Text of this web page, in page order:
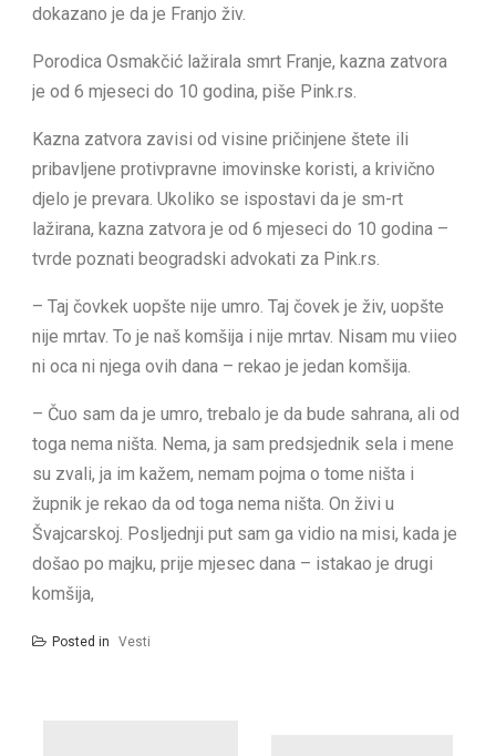
dokazano je da je Franjo živ.
Porodica Osmakčić lažirala smrt Franje, kazna zatvora
je od 6 mjeseci do 10 godina, piše Pink.rs.
Kazna zatvora zavisi od visine pričinjene štete ili
pribavljene protivpravne imovinske koristi, a krivično
djelo je prevara. Ukoliko se ispostavi da je sm-rt
lažirana, kazna zatvora je od 6 mjeseci do 10 godina –
tvrde poznati beogradski advokati za Pink.rs.
– Taj čovkek uopšte nije umro. Taj čovek je živ, uopšte
nije mrtav. To je naš komšija i nije mrtav. Nisam mu viieo
ni oca ni njega ovih dana – rekao je jedan komšija.
– Čuo sam da je umro, trebalo je da bude sahrana, ali od
toga nema ništa. Nema, ja sam predsjednik sela i mene
su zvali, ja im kažem, nemam pojma o tome ništa i
župnik je rekao da od toga nema ništa. On živi u
Švajcarskoj. Posljednji put sam ga vidio na misi, kada je
došao po majku, prije mjesec dana – istakao je drugi
komšija,
Posted in Vesti